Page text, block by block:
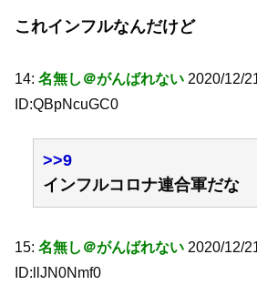
これインフルなんだけど
14: 名無し＠がんばれない 2020/12/
ID:QBpNcuGC0
>>9
インフルコロナ連合軍だな
15: 名無し＠がんばれない 2020/12/
ID:llJN0Nmf0